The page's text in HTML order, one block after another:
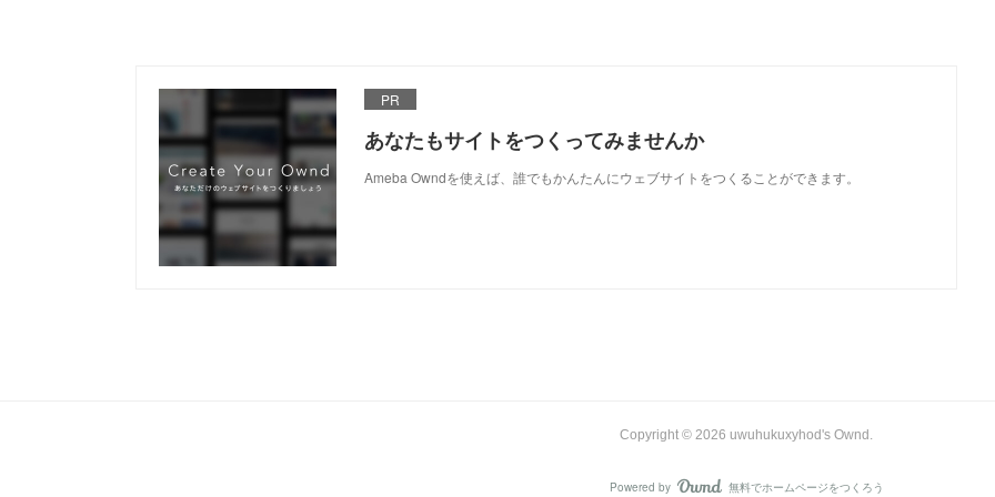
PR
あなたもサイトをつくってみませんか
Ameba Owndを使えば、誰でもかんたんにウェブサイトをつくることができます。
Copyright © 2026 uwuhukuxyhod's Ownd .
Powered by 無料でホームページをつくろう